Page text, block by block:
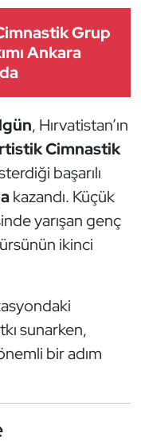
Grup
Ankara
, Hırvatistan’ın
Cimnastik
başarılı
kazandı. Küçük
yarışan genç
ikinci
sunarken,
bir adım